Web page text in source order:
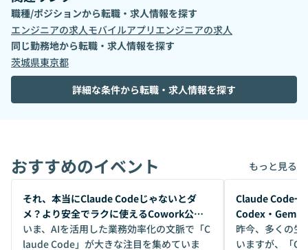
職種/ポジションから転職・求人情報を探す
エンジニアの求人モバイルアプリエンジニアの求人
同じ勤務地から転職・求人情報を探す
茨城県東京都
詳細な条件から転職・求人情報を探す
おすすめのイベント もっと見る
開催前
それ、本当にClaude Codeじゃないとダ
メ？より安全でラクに使えるCowork公開
デモ
いま、AIを活用した業務効率化の文脈で「C
laude Code」が大きな注目を集めていま
開催前
Claude Code一
Codex・
昨今、多くの生
いますが、「